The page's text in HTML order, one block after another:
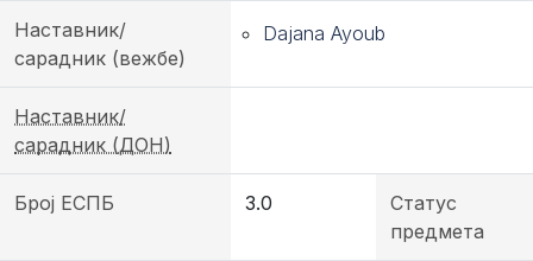
Наставник/
сарадник (вежбе)
Dajana Ayoub
Наставник/
сарадник (ДОН)
Број ЕСПБ 3.0
Статус
предмета